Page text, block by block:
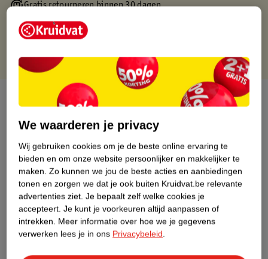
Gratis retourneren binnen 30 dagen
Gratis punten met je Kruidvat kaart
Over dit product
Productinformatie
Etiketinformatie
Nature Impact Score
Dit product heeft (nog) geen Nature
Impact Score.
Meer informatie
We waarderen je privacy
Wij gebruiken cookies om je de beste online ervaring te
bieden en om onze website persoonlijker en makkelijker te
maken. Zo kunnen we jou de beste acties en aanbiedingen
tonen en zorgen we dat je ook buiten Kruidvat.be relevante
advertenties ziet. Je bepaalt zelf welke cookies je
accepteert. Je kunt je voorkeuren altijd aanpassen of
intrekken. Meer informatie over hoe we je gegevens
verwerken lees je in ons Privacybeleid.